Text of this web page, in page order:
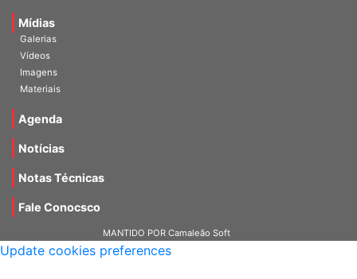
Mídias
Galerias
Vídeos
Imagens
Materiais
Agenda
Notícias
Notas Técnicas
Fale Conocsco
MANTIDO POR Camaleão Soft
Update cookies preferences